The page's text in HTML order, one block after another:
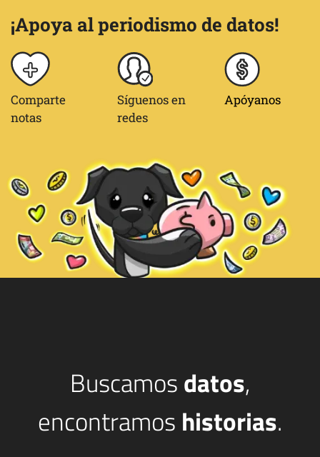
¡Apoya al periodismo de datos!
Comparte
notas
Síguenos en
redes
Apóyanos
Buscamosdatos,
encontramos historias.